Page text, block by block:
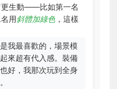
更生動——比如第一名
用斜體加綠色 ，這樣
是我最喜歡的，場景模
來超有代入感。裝備
好，我那次玩到全身